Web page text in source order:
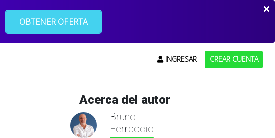
OBTENER OFERTA
INGRESAR CREAR CUENTA
Acerca del autor
Bruno
Ferreccio